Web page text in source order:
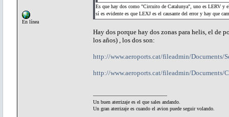
En línea
Es que hay dos como "Circuito de Catalunya", uno es LERV y
sí es evidente es que LEXJ es el causante del error y hay que
Hay dos porque hay dos zonas para helis, el de
los años) , los dos son:
http://www.aeroports.cat/fileadmin/Documents/
http://www.aeroports.cat/fileadmin/Documents/
Un buen aterrizaje es el que sales andando.
Un gran aterrizaje es cuando el avion puede seguir volando.